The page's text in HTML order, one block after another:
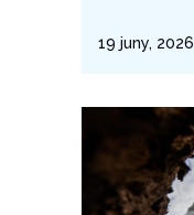
19 juny, 2026